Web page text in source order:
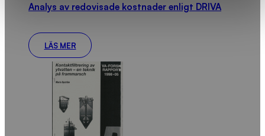
Analys av redovisade kostnader enligt DRIVA
LÄS MER